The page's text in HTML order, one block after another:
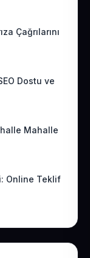
Çağrılarını
Dostu ve
Mahalle
Online Teklif